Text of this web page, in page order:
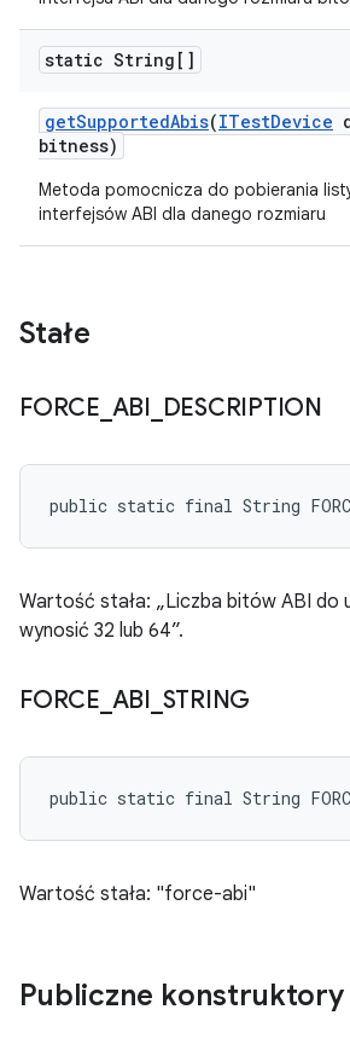
static String[]
getSupportedAbis(ITestDevice
bitness)
Metoda pomocnicza do pobierania
interfejsów ABI dla danego rozmiaru
Stałe
FORCE ABI DESCRIPTION
public static final String
Wartość stała: „Liczba bitów ABI do
wynosić 32 lub 64”.
FORCE ABI STRING
public static final String
Wartość stała: "force-abi"
Publiczne konstruktory